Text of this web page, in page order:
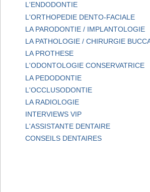
L'ENDODONTIE
L'ORTHOPEDIE DENTO-FACIALE
LA PARODONTIE / IMPLANTOLOGIE
LA PATHOLOGIE / CHIRURGIE
LA PROTHESE
L'ODONTOLOGIE CONSERVATRICE
LA PEDODONTIE
L'OCCLUSODONTIE
LA RADIOLOGIE
INTERVIEWS VIP
L'ASSISTANTE DENTAIRE
CONSEILS DENTAIRES